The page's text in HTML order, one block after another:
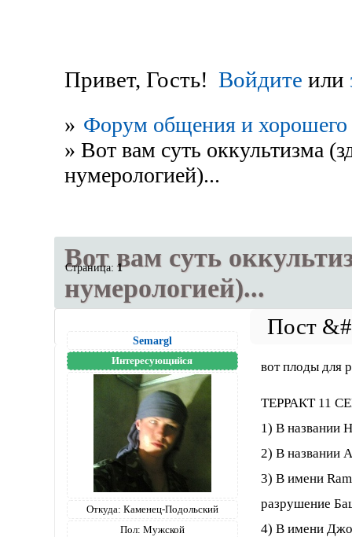
Привет, Гость! Войдите или
» Форум общения и хорошего
» Вот вам суть оккультизма
нумерологией)...
Вот вам суть
нумерологией)...
Страница: 1
Semargl
Интересующийся
Откуда: Каменец-Подольский
Пол: Мужской
вот плоды для
ТЕРРАКТ 11
1) В названии
2) В названии
3) В имени
разрушение
4) В имени